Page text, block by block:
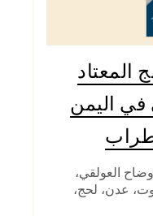
المعتاد
في اليمن
وضاح العولقي،
، عدن، لحج،